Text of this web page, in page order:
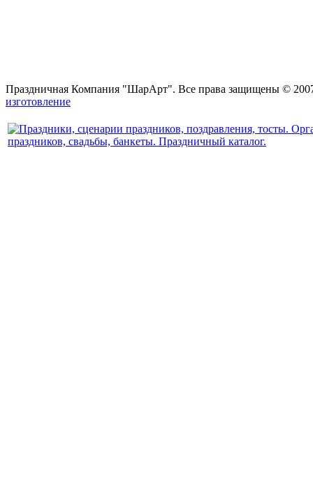
Праздничная Компания "ШарАрт". Все права защищены ©
изготовление